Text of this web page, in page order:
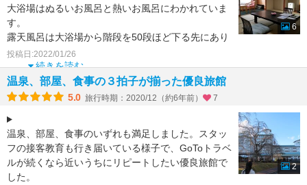
大浴場はぬるいお風呂と熱いお風呂にわかれていま
す。
露天風呂は大浴場から階段を50段ほど下る先にあり
ます。
夜は明かりが少ないので怖い感じがします。
お湯は秋保温
続きを読む
投稿日:2022/01/26
6
温泉、部屋、食事の３拍子が揃った優良旅館
5.0 旅行時期：2020/12（約6年前） 7
温泉、部屋、食事のいずれも満足しました。スタッ
フの接客教育も行き届いている様子で、GoToトラベ
ルが続くなら近いうちにリピートしたい優良旅館で
した。
2